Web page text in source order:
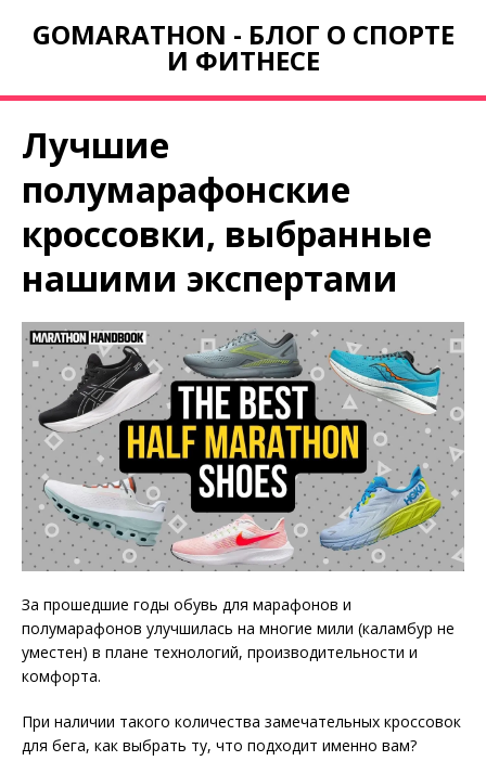
GOMARATHON - БЛОГ О СПОРТЕ
И ФИТНЕСЕ
Лучшие
полумарафонские
кроссовки, выбранные
нашими экспертами
За прошедшие годы обувь для марафонов и
полумарафонов улучшилась на многие мили (каламбур не
уместен) в плане технологий, производительности и
комфорта.
При наличии такого количества замечательных кроссовок
для бега, как выбрать ту, что подходит именно вам?